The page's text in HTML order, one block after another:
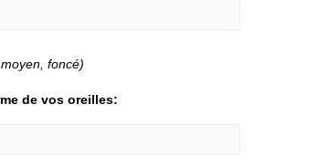
foncé)
de vos oreilles: